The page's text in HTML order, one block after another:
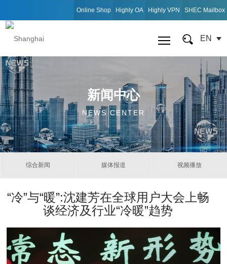
Online Shop Highly OA Highly VPN SHEC Mailbox
EN
新闻中心
NEWS CENTER
综合新闻 媒体报道 视频播放
“冷”与“暖”:沈建芳在全球用户大会上畅
谈经济及行业“冷暖”趋势